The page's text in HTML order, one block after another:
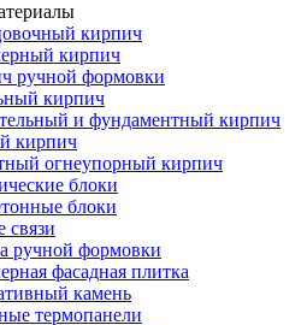
кирпич
кирпич
ручной формовки
кирпич
и фундаментный кирпич
кирпич
огнеупорный кирпич
блоки
блоки
связи
ручной формовки
фасадная плитка
камень
термопанели